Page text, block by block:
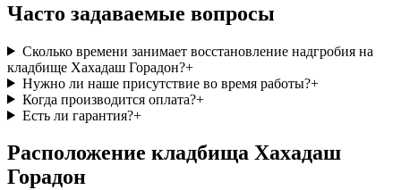
Часто задаваемые вопросы
Сколько времени занимает восстановление надгробия на
кладбище Хахадаш Горадон?+
Нужно ли наше присутствие во время работы?+
Когда производится оплата?+
Есть ли гарантия?+
Расположение кладбища Хахадаш
Горадон